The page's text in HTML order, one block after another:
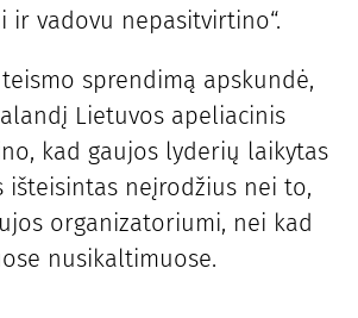
ir vadovu nepasitvirtino“.
sprendimą apskundė,
Lietuvos apeliacinis
kad gaujos lyderių laikytas
išteisintas neįrodžius nei to,
organizatoriumi, nei kad
nusikaltimuose.